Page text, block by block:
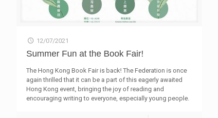
細看殖民地及舊式墟市建築，並從嗅覺和味覺細會社區的人
情味。 8月7日、 9月4及18日 (星期六) 每日3場 (上午) 11時
至12時 (下午) 2時至3時 4時半至5時半 聲境粉嶺 (聽覺體驗)
獨一無二的藝術作品。 8月21日、 9月11及25日(星期六) 上
午11時至12時半 城市紋理杯墊 (觸覺體驗) 探索粉嶺的社區
紋理圖案，以另一形式把體驗記錄下來。 8月21日、 9月11
及25日(星期六) 下午3至6時 活動已接受報名，詳情可瀏覽
網站leadershipinstitute.hk/event/5senses。
12/07/2021
Summer Fun at the Book Fair!
The Hong Kong Book Fair is back! The Federation is once
again thrilled that it can be a part of this eagerly awaited
Hong Kong event, bringing the joy of reading and
encouraging writing to everyone, especially young people.